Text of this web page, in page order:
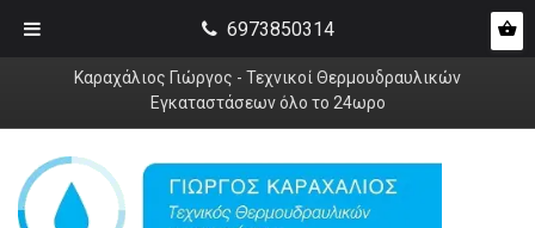
Καραχάλιος Γιώργος - Τεχνικοί Θερμουδραυλικών
Εγκαταστάσεων όλο το 24ωρο
6973850314